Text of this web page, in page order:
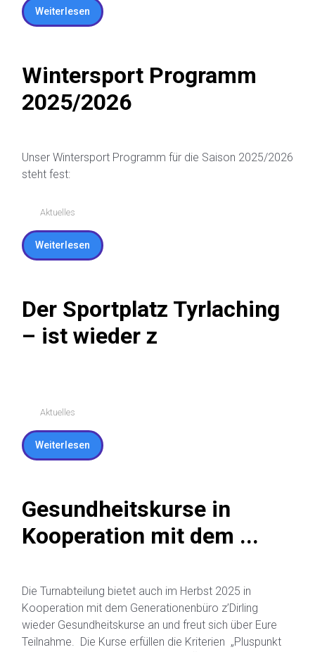
Weiterlesen
Wintersport Programm
2025/2026
Unser Wintersport Programm für die Saison 2025/2026
Aktuelles
Weiterlesen
Der Sportplatz Tyrlaching
– ist wieder z
Aktuelles
Gesundheitskurse in